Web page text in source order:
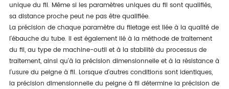
unique du fil. Même si les paramètres uniques du fil sont qualifiés,
sa distance proche peut ne pas être qualifiée.
La précision de chaque paramètre du filetage est liée à la qualité de
l'ébauche du tube. Il est également lié à la méthode de traitement
du fil, au type de machine-outil et à la stabilité du processus de
traitement, ainsi qu'à la précision dimensionnelle et à la résistance à
l'usure du peigne à fil. Lorsque d'autres conditions sont identiques,
la précision dimensionnelle du peigne à fil détermine la précision de